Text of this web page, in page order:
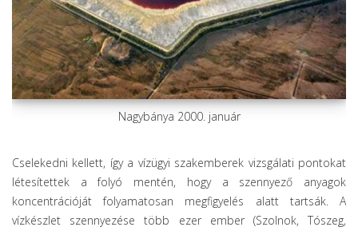
Nagybánya 2000. január
Cselekedni kellett, így a vízügyi szakemberek vizsgálati pontokat
létesítettek a folyó mentén, hogy a szennyező anyagok
koncentrációját folyamatosan megfigyelés alatt tartsák. A
vízkészlet szennyezése több ezer ember (Szolnok, Tószeg,